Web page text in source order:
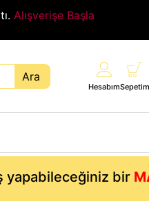
Alışverişe Başla
Ara
Hesabım
yapabileceğiniz bir